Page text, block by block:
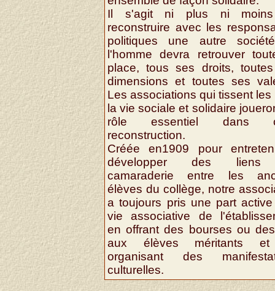
Il s'agit ni plus ni
reconstruire avec les
politiques une autre
l'homme devra retrouver
place, tous ses droits,
dimensions et toutes ses
Les associations qui tissent les
la vie sociale et solidaire
rôle essentiel dans
reconstruction.
Créée en1909 pour
développer des
camaraderie entre les
élèves du collège, notre
a toujours pris une part
vie associative de
en offrant des bourses ou
aux élèves méritants
organisant des
culturelles.